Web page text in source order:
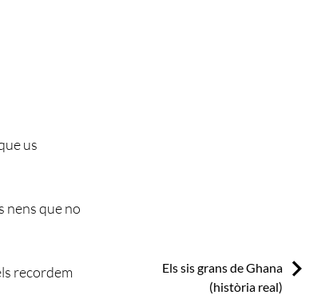
us
nens que no
recordem
Next:
Els sis grans de Ghana
(història real)